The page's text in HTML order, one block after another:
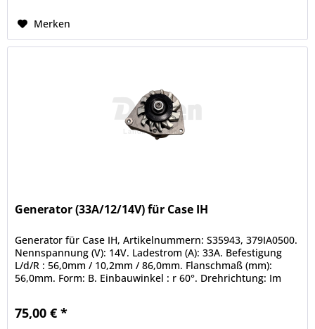
Merken
Generator (33A/12/14V) für Case IH
Generator für Case IH, Artikelnummern: S35943, 379IA0500.
Nennspannung (V): 14V. Ladestrom (A): 33A. Befestigung
L/d/R : 56,0mm / 10,2mm / 86,0mm. Flanschmaß (mm):
56,0mm. Form: B. Einbauwinkel : r 60°. Drehrichtung: Im
75,00 € *